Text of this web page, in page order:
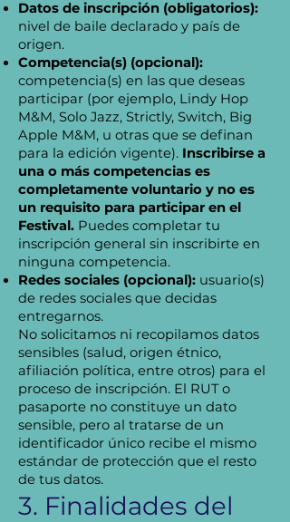
Datos de inscripción (obligatorios):
nivel de baile declarado y país de
origen.
Competencia(s) (opcional):
competencia(s) en las que deseas
participar (por ejemplo, Lindy Hop
M&M, Solo Jazz, Strictly, Switch, Big
Apple M&M, u otras que se definan
para la edición vigente). Inscribirse a
una o más competencias es
completamente voluntario y no es
un requisito para participar en el
Festival. Puedes completar tu
inscripción general sin inscribirte en
ninguna competencia.
Redes sociales (opcional): usuario(s)
de redes sociales que decidas
entregarnos.
No solicitamos ni recopilamos datos
sensibles (salud, origen étnico,
afiliación política, entre otros) para el
proceso de inscripción. El RUT o
pasaporte no constituye un dato
sensible, pero al tratarse de un
identificador único recibe el mismo
estándar de protección que el resto
de tus datos.
3. Finalidades del